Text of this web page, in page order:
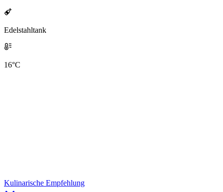
Edelstahltank
16°C
Kulinarische Empfehlung